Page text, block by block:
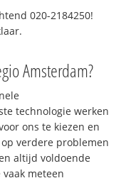
020-2184250!
Amsterdam?
technologie werken
ons te kiezen en
verdere problemen
altijd voldoende
meteen